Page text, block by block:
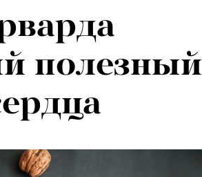
полезный